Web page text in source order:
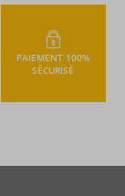
PAIEMENT 100%
SÉCURISÉ